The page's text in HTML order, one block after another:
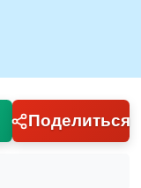
Поделиться